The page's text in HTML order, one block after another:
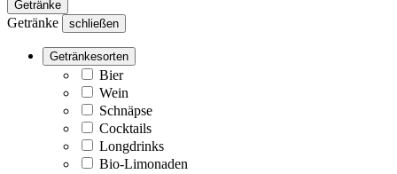
Getränke
Getränke schließen
Getränkesorten
Bier
Wein
Schnäpse
Cocktails
Longdrinks
Bio-Limonaden